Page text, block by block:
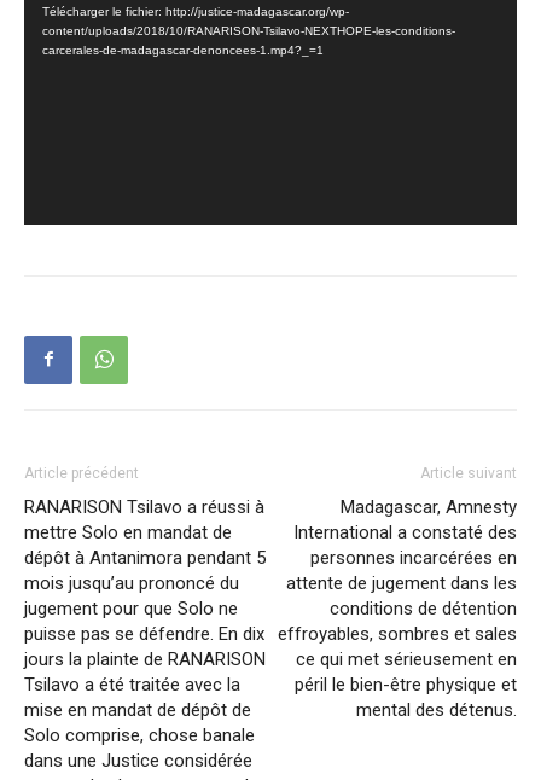
Télécharger le fichier: http://justice-madagascar.org/wp-
content/uploads/2018/10/RANARISON-Tsilavo-NEXTHOPE-les-conditions-
carcerales-de-madagascar-denoncees-1.mp4?_=1
Article précédent
RANARISON Tsilavo a réussi à
mettre Solo en mandat de
dépôt à Antanimora pendant 5
mois jusqu’au prononcé du
jugement pour que Solo ne
puisse pas se défendre. En dix
jours la plainte de RANARISON
Tsilavo a été traitée avec la
mise en mandat de dépôt de
Solo comprise, chose banale
dans une Justice considérée
Article suivant
Madagascar, Amnesty
International a constaté des
personnes incarcérées en
attente de jugement dans les
conditions de détention
effroyables, sombres et sales
ce qui met sérieusement en
péril le bien-être physique et
mental des détenus.